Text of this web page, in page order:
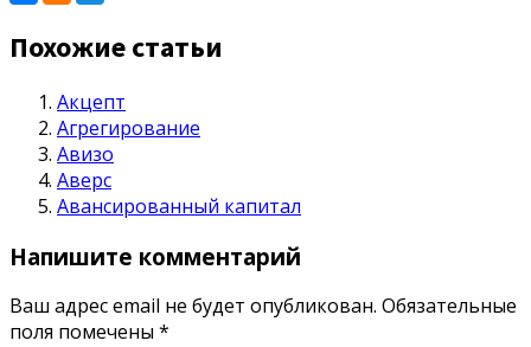
Похожие статьи
Акцепт
Агрегирование
Авизо
Аверс
Авансированный капитал
Напишите комментарий
Ваш адрес email не будет опубликован. Обязательные
поля помечены *